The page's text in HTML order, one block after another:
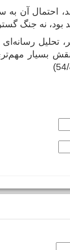
احتمال آن
بود، نه جنگ
تحلیل
نقش بسیار